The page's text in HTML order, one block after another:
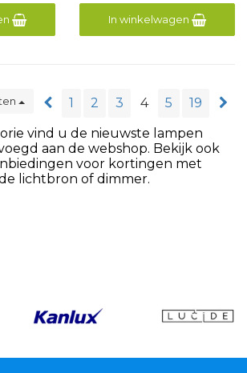
In winkelwagen
1 2 3 4 5
19
vind u de nieuwste lampen
aan de webshop. Bekijk ook
voor kortingen met
lichtbron of dimmer.